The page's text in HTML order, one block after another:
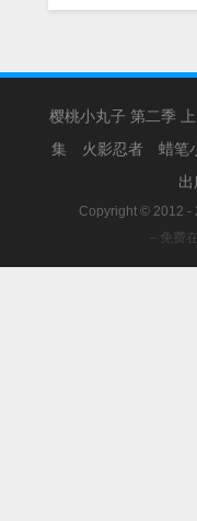
樱桃小丸子 第二季 上
集
火影忍者 蜡笔
Copyright © 2012 -
－免费